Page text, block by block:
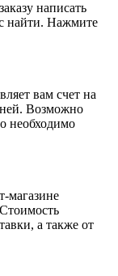
написать
найти. Нажмите
вам счет на
Возможно
необходимо
магазине
а также от